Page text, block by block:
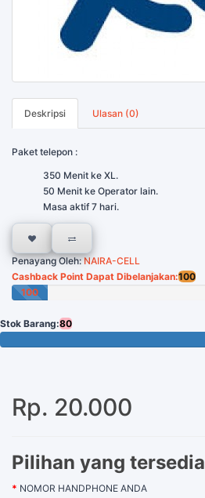
Deskripsi Ulasan (0)
Paket telepon :
350 Menit ke XL.
50 Menit ke Operator lain.
Masa aktif 7 hari.
Penayang Oleh:NAIRA-CELL
Cashback Point Dapat Dibelanjakan:100
100
Stok Barang:80
Rp. 20.000
Pilihan yang tersedia
NOMOR HANDPHONE ANDA